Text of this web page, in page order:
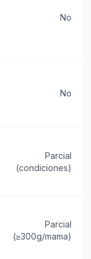
No
No
Parcial
(condiciones)
Parcial
(≥300g/mama)